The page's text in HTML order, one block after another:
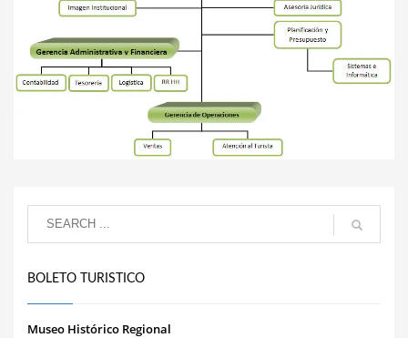
BOLETO TURISTICO
Museo Histórico Regional